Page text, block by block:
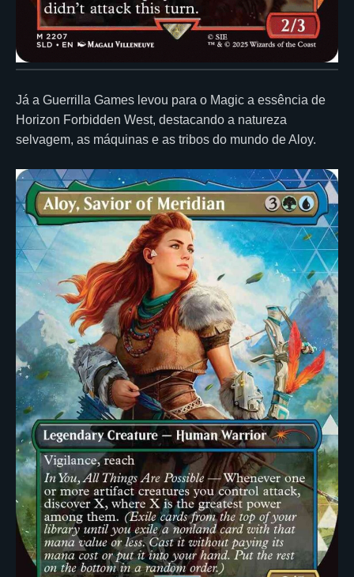
Já a Guerrilla Games levou para o Magic a essência de
Horizon Forbidden West, destacando a natureza
selvagem, as máquinas e as tribos do mundo de Aloy.